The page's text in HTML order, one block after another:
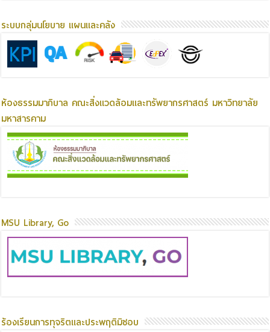
ระบบกลุ่มนโยบาย แผนและคลัง
ห้องธรรมมาภิบาล คณะสิ่งแวดล้อมและทรัพยากรศาสตร์ มหาวิทยาลัย
มหาสารคาม
MSU Library, Go
ร้องเรียนการทุจริตและประพฤติมิชอบ